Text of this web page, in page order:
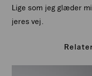
Lige som jeg glæder
jeres vej.